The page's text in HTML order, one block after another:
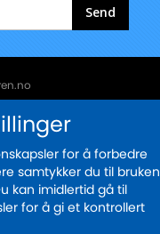
Send
for å forbedre
samtykker du til bruken
kan imidlertid gå til
for å gi et kontrollert